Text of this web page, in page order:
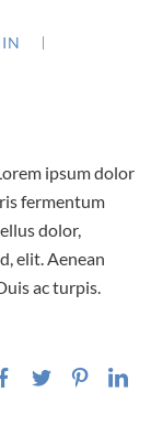
ipsum dolor
fermentum
dolor,
elit. Aenean
ac turpis.